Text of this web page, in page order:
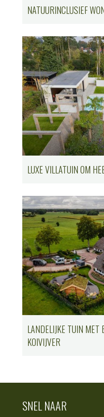
NATUURINCLUSIEF
LUXE VILLATUIN OM
LANDELIJKE TUIN MET
KOIVIJVER
SNEL NAAR